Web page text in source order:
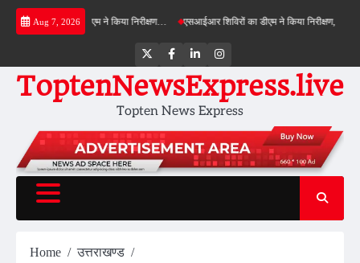
Skip
Aug 7, 2026
बाईपास का डीएम ने किया निरीक्षण… एसआईआर शिविरों का डीएम ने किया निरीक्षण, बोले—कोई
TwitterFacebookLinkedInInstagram
ToptenNewsExpress.live
Topten News Express
Home
उत्तराखण्ड